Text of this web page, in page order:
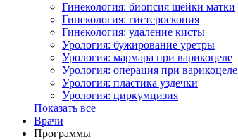
Гинекология: биопсия шейки матки
Гинекология: гистероскопия
Гинекология: удаление кисты
Урология: бужирование уретры
Урология: мармара при варикоцеле
Урология: операция при варикоцеле
Урология: пластика уздечки
Урология: циркумцизия
Показать все
Врачи
Программы